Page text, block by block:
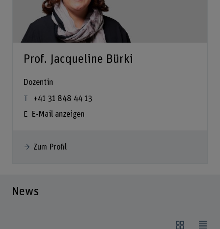
Prof. Jacqueline Bürki
Dozentin
+41 31 848 44 13
E-Mail anzeigen
Zum Profil
News